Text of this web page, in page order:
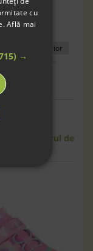
exterior
formularul de
cu
Află mai
→